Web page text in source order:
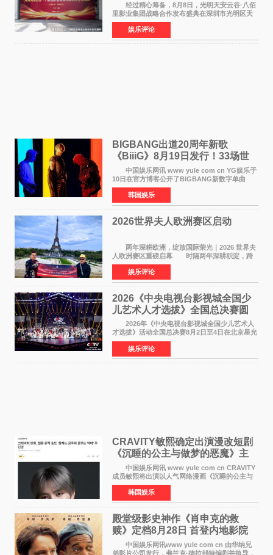
经过精心筹备，8月8日，光明天安云谷·八佰
里影业集团战略合作发布盛典在深圳市光明区天
安云谷盛大举行，来自DataEye剧查查创始人
&CEO 深圳市微短剧产业协会会长汪祥斌先生、
光明区文化广电旅
娱乐评论
BIGBANG出道20周年新歌
《BiiiG》8月19日发行！33场世
界巡演同步启航
中国娱乐网讯 www yule com cn YG娱乐于
10日在官方博客公开了BIGBANG新数字单曲
《BiiiG》的海报，宣布新歌将于8月19日——组
合出道20周年纪念日正式发行。歌名取自意为"巨
大""宏大"的"BIG"
韩国娱乐
2026世界夫人欧洲赛区启动
两年深耕欧洲，绽放国际荣光｜2026 世界夫
人欧洲赛区重磅启幕 时隔两年深耕积淀，跨
越多国文化游学！伴随着国际影响力持续攀升，
2026 世界夫人欧洲赛区正式全面启动。本次赛区
落地，是世
娱乐评论
2026《中央电视台影视城全国少
儿艺术人才选拔》全国总决赛圆
满落幕
2026年《中央电视台影视城全国少儿艺术人
才选拔》活动全国总决赛8月2日至4日在北京星光
影视园成功举办！ 活动于8月2日迎来全国总
决赛的盛大开幕。一年一度的该项活动依然延续
着经典的四大板
娱乐评论
CRAVITY敏熙确定出演漫改短剧
《沉睡的公主与做梦的恶魔》主
人公
中国娱乐网讯 www yule com cn CRAVITY
成员敏熙将出演以人气网络漫画《沉睡的公主与
做梦的恶魔》为原作的短剧，担任主人公。
该短剧讲述了一直照顾陷入沉睡状态女友的吴
敏，在夜空中看
韩国娱乐
殿堂级影史神作《肖申克的救
赎》定档8月28日 首登内地影院
中国娱乐网讯www yule com cn 由华纳兄
弟影片公司发行，弗兰克·德拉邦特编剧并执导，